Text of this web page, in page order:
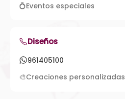
💍Eventos especiales
Diseños
961405100
🎨Creaciones personalizadas